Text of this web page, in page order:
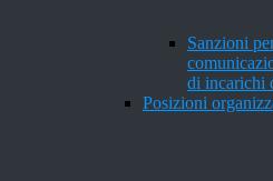
Sanzioni
di incarichi
Posizioni